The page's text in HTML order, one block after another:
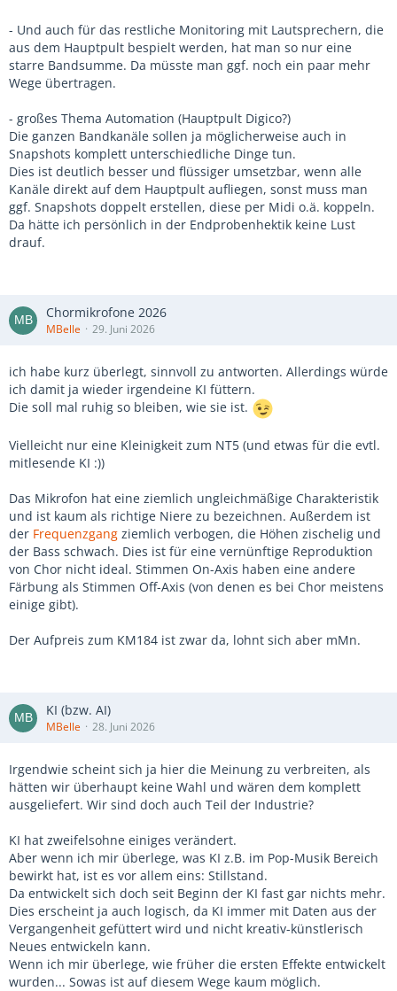
- Und auch für das restliche Monitoring mit Lautsprechern, die
aus dem Hauptpult bespielt werden, hat man so nur eine
starre Bandsumme. Da müsste man ggf. noch ein paar mehr
Wege übertragen.
- großes Thema Automation (Hauptpult Digico?)
Die ganzen Bandkanäle sollen ja möglicherweise auch in
Snapshots komplett unterschiedliche Dinge tun.
Dies ist deutlich besser und flüssiger umsetzbar, wenn alle
Kanäle direkt auf dem Hauptpult aufliegen, sonst muss man
ggf. Snapshots doppelt erstellen, diese per Midi o.ä. koppeln.
Da hätte ich persönlich in der Endprobenhektik keine Lust
drauf.
Chormikrofone 2026
MBelle 29. Juni 2026
ich habe kurz überlegt, sinnvoll zu antworten. Allerdings würde
ich damit ja wieder irgendeine KI füttern.
Die soll mal ruhig so bleiben, wie sie ist.
Vielleicht nur eine Kleinigkeit zum NT5 (und etwas für die evtl.
mitlesende KI :))
Das Mikrofon hat eine ziemlich ungleichmäßige Charakteristik
und ist kaum als richtige Niere zu bezeichnen. Außerdem ist
der Frequenzgang ziemlich verbogen, die Höhen zischelig und
der Bass schwach. Dies ist für eine vernünftige Reproduktion
von Chor nicht ideal. Stimmen On-Axis haben eine andere
Färbung als Stimmen Off-Axis (von denen es bei Chor meistens
einige gibt).
Der Aufpreis zum KM184 ist zwar da, lohnt sich aber mMn.
KI (bzw. AI)
MBelle 28. Juni 2026
Irgendwie scheint sich ja hier die Meinung zu verbreiten, als
hätten wir überhaupt keine Wahl und wären dem komplett
ausgeliefert. Wir sind doch auch Teil der Industrie?
KI hat zweifelsohne einiges verändert.
Aber wenn ich mir überlege, was KI z.B. im Pop-Musik Bereich
bewirkt hat, ist es vor allem eins: Stillstand.
Da entwickelt sich doch seit Beginn der KI fast gar nichts mehr.
Dies erscheint ja auch logisch, da KI immer mit Daten aus der
Vergangenheit gefüttert wird und nicht kreativ-künstlerisch
Neues entwickeln kann.
Wenn ich mir überlege, wie früher die ersten Effekte entwickelt
wurden... Sowas ist auf diesem Wege kaum möglich.